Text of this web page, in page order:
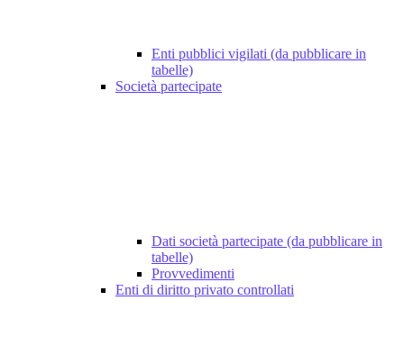
Enti pubblici vigilati (da pubblicare in
tabelle)
Società partecipate
Dati società partecipate (da pubblicare in
tabelle)
Provvedimenti
Enti di diritto privato controllati